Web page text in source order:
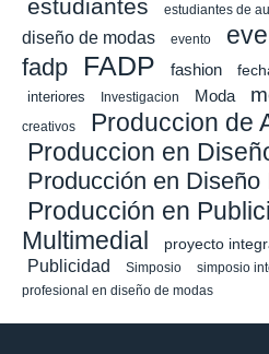
estudiantes estudiantes de
diseño de modas
evento
fadp
FADP fashion
interiores Investigacion Moda
creativos Produccion de
Produccion en
Producción en Diseño
Producción en
Multimedial
proyecto
Publicidad Simposio simposio
profesional en diseño de modas